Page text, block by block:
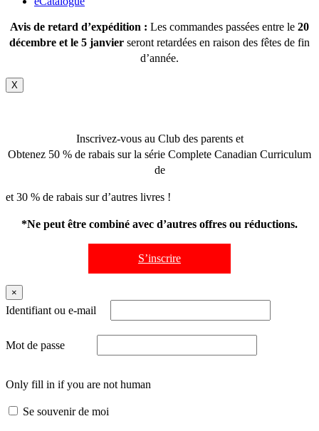
Avis de retard d’expédition : Les commandes passées entre le 20
décembre et le 5 janvier seront retardées en raison des fêtes de fin
d’année.
X
Inscrivez-vous au Club des parents et
Obtenez 50 % de rabais sur la série Complete Canadian Curriculum
de
et 30 % de rabais sur d’autres livres !
*Ne peut être combiné avec d’autres offres ou réductions.
S’inscrire
×
Identifiant ou e-mail
Mot de passe
Only fill in if you are not human
Se souvenir de moi